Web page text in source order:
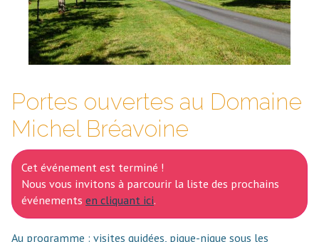
Portes ouvertes au Domaine
Michel Bréavoine
Cet événement est terminé !
Nous vous invitons à parcourir la liste des prochains
événementsen cliquant ici.
Au programme : visites guidées, pique-nique sous les